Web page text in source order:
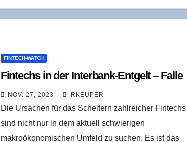
FINTECH-WATCH
Fintechs in der Inter­bank-Ent­gelt – Falle
NOV. 27, 2023 RKEUPER
Die Ursachen für das Scheitern zahlreicher Fintechs
sind nicht nur in dem aktuell schwierigen
makroökonomischen Umfeld zu suchen. Es ist das